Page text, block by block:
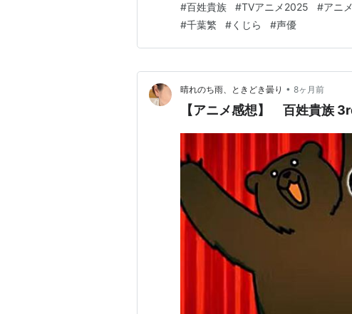
とから異世界に転生！？溢れる農家
を握る農作物…
#百姓貴族 #TVアニメ2025 #アニ
#千葉繁 #くじら #声優
晴れのち雨、ときどき曇り • 8ヶ月前
【アニメ感想】 百姓貴族